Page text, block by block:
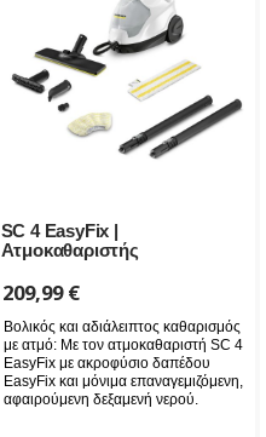
SC 4 EasyFix |
Ατμοκαθαριστής
209,99€
Βολικός και αδιάλειπτος καθαρισμός
με ατμό: Με τον ατμοκαθαριστή SC 4
EasyFix με ακροφύσιο δαπέδου
EasyFix και μόνιμα επαναγεμιζόμενη,
αφαιρούμενη δεξαμενή νερού.